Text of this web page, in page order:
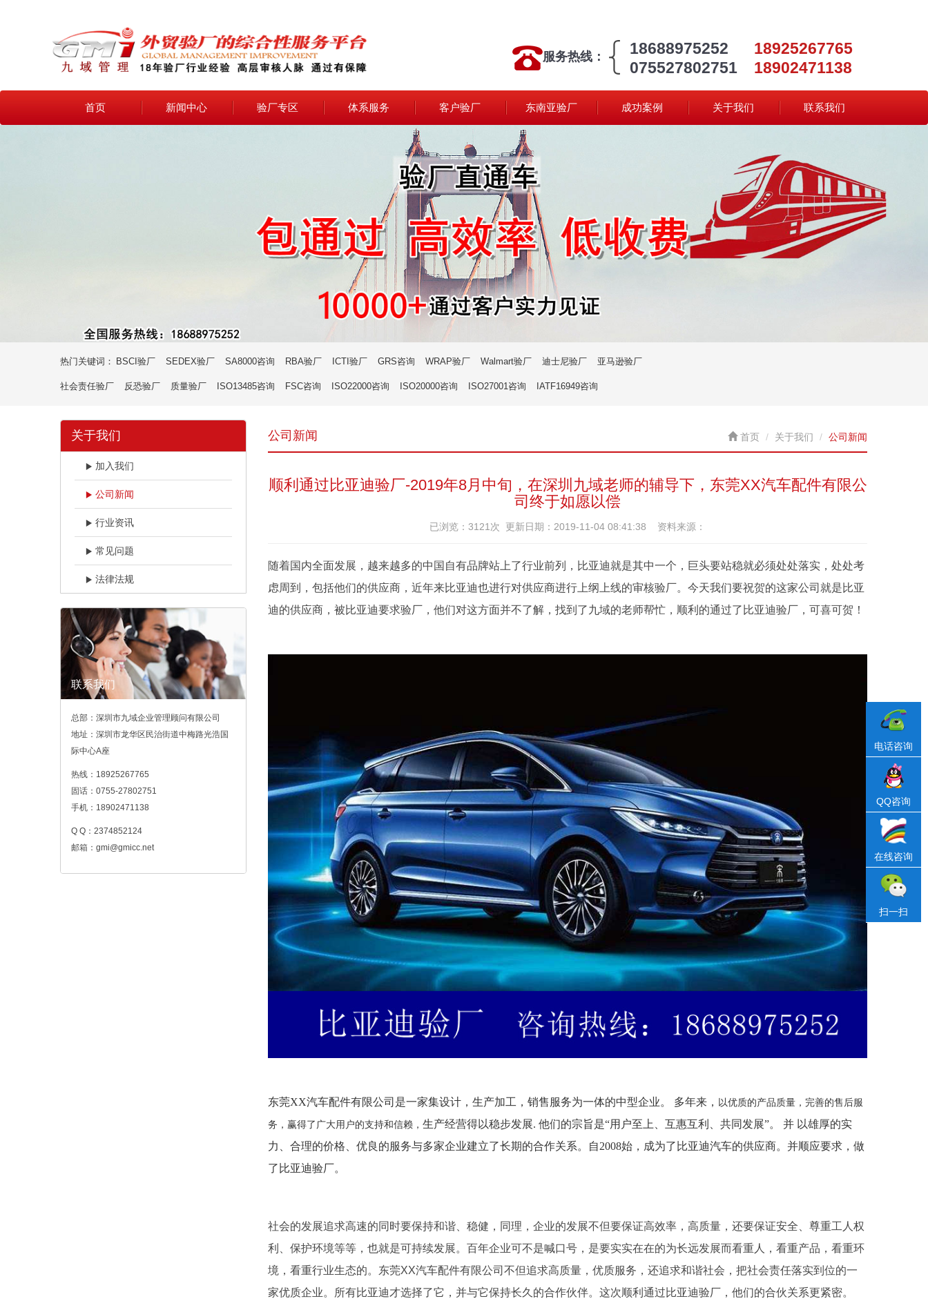
服务热线：
18688975252
075527802751
18925267765
18902471138
首页 新闻中心 验厂专区 体系服务 客户验厂 东南亚验厂 成功案例 关于我们 联系我们
热门关键词： BSCI验厂 SEDEX验厂 SA8000咨询 RBA验厂 ICTI验厂 GRS咨询 WRAP验厂 Walmart验厂 迪士尼验厂 亚马逊验厂
社会责任验厂 反恐验厂 质量验厂 ISO13485咨询 FSC咨询 ISO22000咨询 ISO20000咨询 ISO27001咨询 IATF16949咨询
关于我们
加入我们
公司新闻
行业资讯
常见问题
法律法规
联系我们
总部：深圳市九域企业管理顾问有限公司
地址：深圳市龙华区民治街道中梅路光浩国
际中心A座
热线：18925267765
固话：0755-27802751
手机：18902471138
Q Q：2374852124
邮箱：gmi@gmicc.net
公司新闻 首页 关于我们 公司新闻
顺利通过比亚迪验厂-2019年8月中旬，在深圳九域老师的辅导下，东莞XX汽车配件有限公
司终于如愿以偿
已浏览：3121次 更新日期：2019-11-04 08:41:38 资料来源：
随着国内全面发展，越来越多的中国自有品牌站上了行业前列，比亚迪就是其中一个，巨头要站稳就必须处处落实，处处考
虑周到，包括他们的供应商，近年来比亚迪也进行对供应商进行上纲上线的审核验厂。今天我们要祝贺的这家公司就是比亚
迪的供应商，被比亚迪要求验厂，他们对这方面并不了解，找到了九域的老师帮忙，顺利的通过了比亚迪验厂，可喜可贺！
东莞XX汽车配件有限公司是一家集设计，生产加工，销售服务为一体的中型企业。 多年来， 以优质的产品质量，完善的售后服
务，赢得了广大用户的支持和信赖， 生产经营得以稳步发展. 他们的宗旨是“用户至上、互惠互利、共同发展”。 并 以雄厚的实
力、合理的价格、优良的服务与多家企业建立了长期的合作关系。自2008始，成为了比亚迪汽车的供应商。并顺应要求，做
了比亚迪验厂。
社会的发展追求高速的同时要保持和谐、稳健，同理，企业的发展不但要保证高效率，高质量，还要保证安全、尊重工人权
利、保护环境等等，也就是可持续发展。百年企业可不是喊口号，是要实实在在的为长远发展而看重人，看重产品，看重环
境，看重行业生态的。东莞XX汽车配件有限公司不但追求高质量，优质服务，还追求和谐社会，把社会责任落实到位的一
家优质企业。所有比亚迪才选择了它，并与它保持长久的合作伙伴。这次顺利通过比亚迪验厂，他们的合伙关系更紧密。
电话咨询
QQ咨询
在线咨询
扫一扫